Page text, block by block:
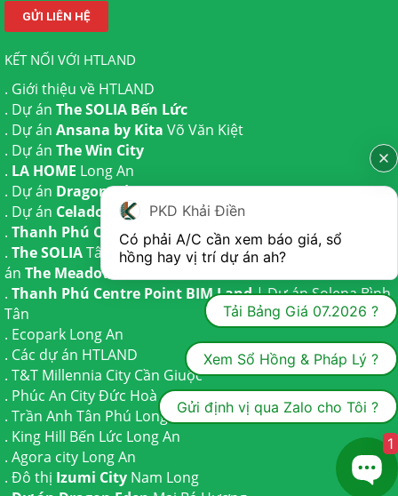
KẾT NỐI VỚI HTLAND
. Giới thiệu về HTLAND
. Dự án The SOLIA Bến Lức
. Dự án Ansana by Kita Võ Văn Kiệt
. Dự án The Win City
. LA HOME Long An
. Dự án Dragon Eden Long An
. Dự án Celadon City
Tân Phú
. Thanh Phú Centre PointBến Lức
. The SOLIATây Ninh | Dự ánThe AGULATrần Anh và Dự
án The Meadow
. Thanh Phú Centre Point BIM Land| Dự ánSolena Bình
Tân
. Ecopark Long An
. Các dự án HTLAND
. T&T Millennia City Cần Giuộc
. Phúc An CityĐức Hoà
. Trần Anh Tân Phú Long An
. King Hill Bến Lức Long An
. Agora city Long An
. Đô thị Izumi City Nam Long
PKD Khải Điền
Có phải A/C cần xem báo giá, sổ
hồng hay vị trí dự án ah?
Tải Bảng Giá 07.2026 ?
Xem Sổ Hồng & Pháp Lý ?
Gửi định vị qua Zalo cho Tôi ?
1